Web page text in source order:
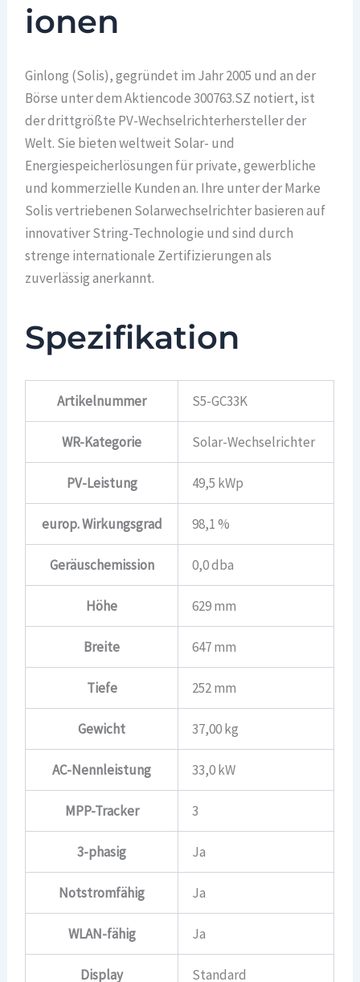
ionen
Ginlong (Solis), gegründet im Jahr 2005 und an der
Börse unter dem Aktiencode 300763.SZ notiert, ist
der drittgrößte PV-Wechselrichterhersteller der
Welt. Sie bieten weltweit Solar- und
Energiespeicherlösungen für private, gewerbliche
und kommerzielle Kunden an. Ihre unter der Marke
Solis vertriebenen Solarwechselrichter basieren auf
innovativer String-Technologie und sind durch
strenge internationale Zertifizierungen als
zuverlässig anerkannt.
Spezifikation
Artikelnummer S5-GC33K
WR-Kategorie Solar-Wechselrichter
PV-Leistung 49,5 kWp
europ. Wirkungsgrad 98,1 %
Geräuschemission 0,0 dba
Höhe 629 mm
Breite 647 mm
Tiefe 252 mm
Gewicht 37,00 kg
AC-Nennleistung 33,0 kW
MPP-Tracker 3
3-phasig Ja
Notstromfähig Ja
WLAN-fähig Ja
Display Standard